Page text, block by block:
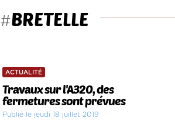
#BRETELLE
ACTUALITÉ
Travaux sur l'A320, des
fermetures sont prévues
Publié le jeudi 18 juillet 2019